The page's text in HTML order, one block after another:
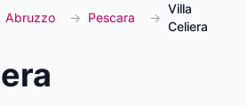
Abruzzo → Pescara →
Villa
Celiera